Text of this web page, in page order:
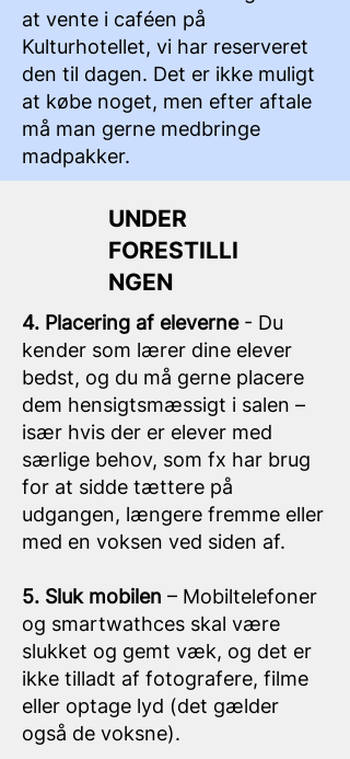
at vente i caféen på
Kulturhotellet, vi har reserveret
den til dagen. Det er ikke muligt
at købe noget, men efter aftale
må man gerne medbringe
madpakker.
UNDER
FORESTILLI
NGEN
4. Placering af eleverne- Du
kender som lærer dine elever
bedst, og du må gerne placere
dem hensigtsmæssigt i salen –
især hvis der er elever med
særlige behov, som fx har brug
for at sidde tættere på
udgangen, længere fremme eller
med en voksen ved siden af.
5. Sluk mobilen – Mobiltelefoner
og smartwathces skal være
slukket og gemt væk, og det er
ikke tilladt af fotografere, filme
eller optage lyd (det gælder
også de voksne).